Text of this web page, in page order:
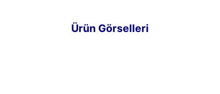
Ürün Görselleri